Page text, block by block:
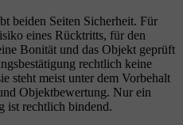
beiden Seiten Sicherheit. Für
eines Rücktritts, für den
Bonität und das Objekt geprüft
rechtlich keine
steht meist unter dem Vorbehalt
Objektbewertung. Nur ein
ist rechtlich bindend.